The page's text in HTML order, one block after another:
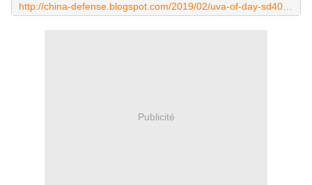
Publicité